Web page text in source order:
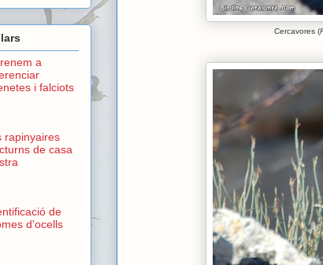
Cercavores (
a
i falciots
rapinyaires
de casa
de
d'ocells